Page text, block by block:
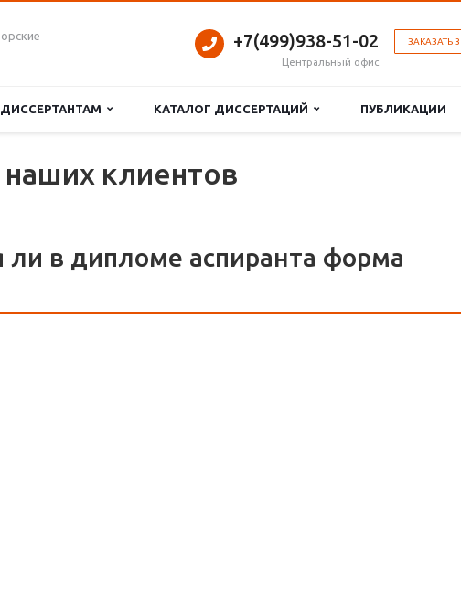
ЗАКАЗАТЬ
+7(499)938-51-02
Центральный офис
ДИССЕРТАНТАМ КАТАЛОГ ДИССЕРТАЦИЙ ПУБЛИКАЦИИ
клиентов
ли в дипломе аспиранта форма